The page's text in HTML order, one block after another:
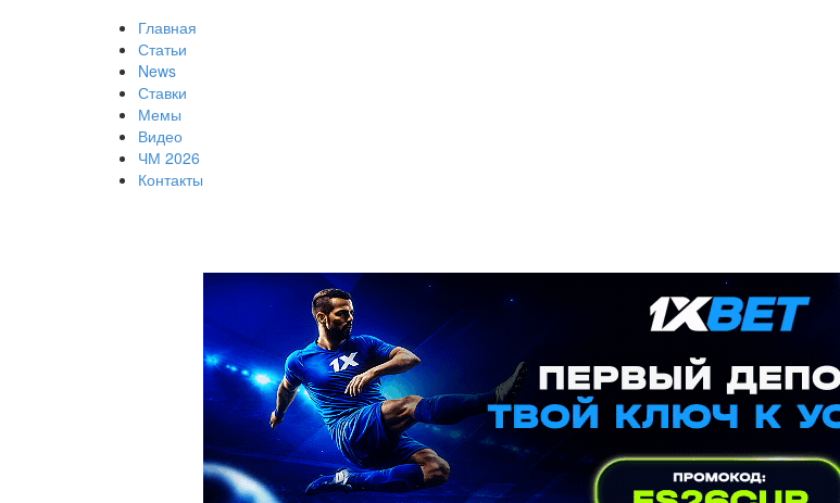
Главная
Статьи
News
Ставки
Мемы
Видео
ЧМ 2026
Контакты